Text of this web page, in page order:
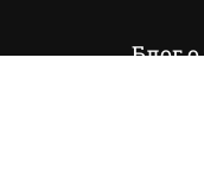
Блог